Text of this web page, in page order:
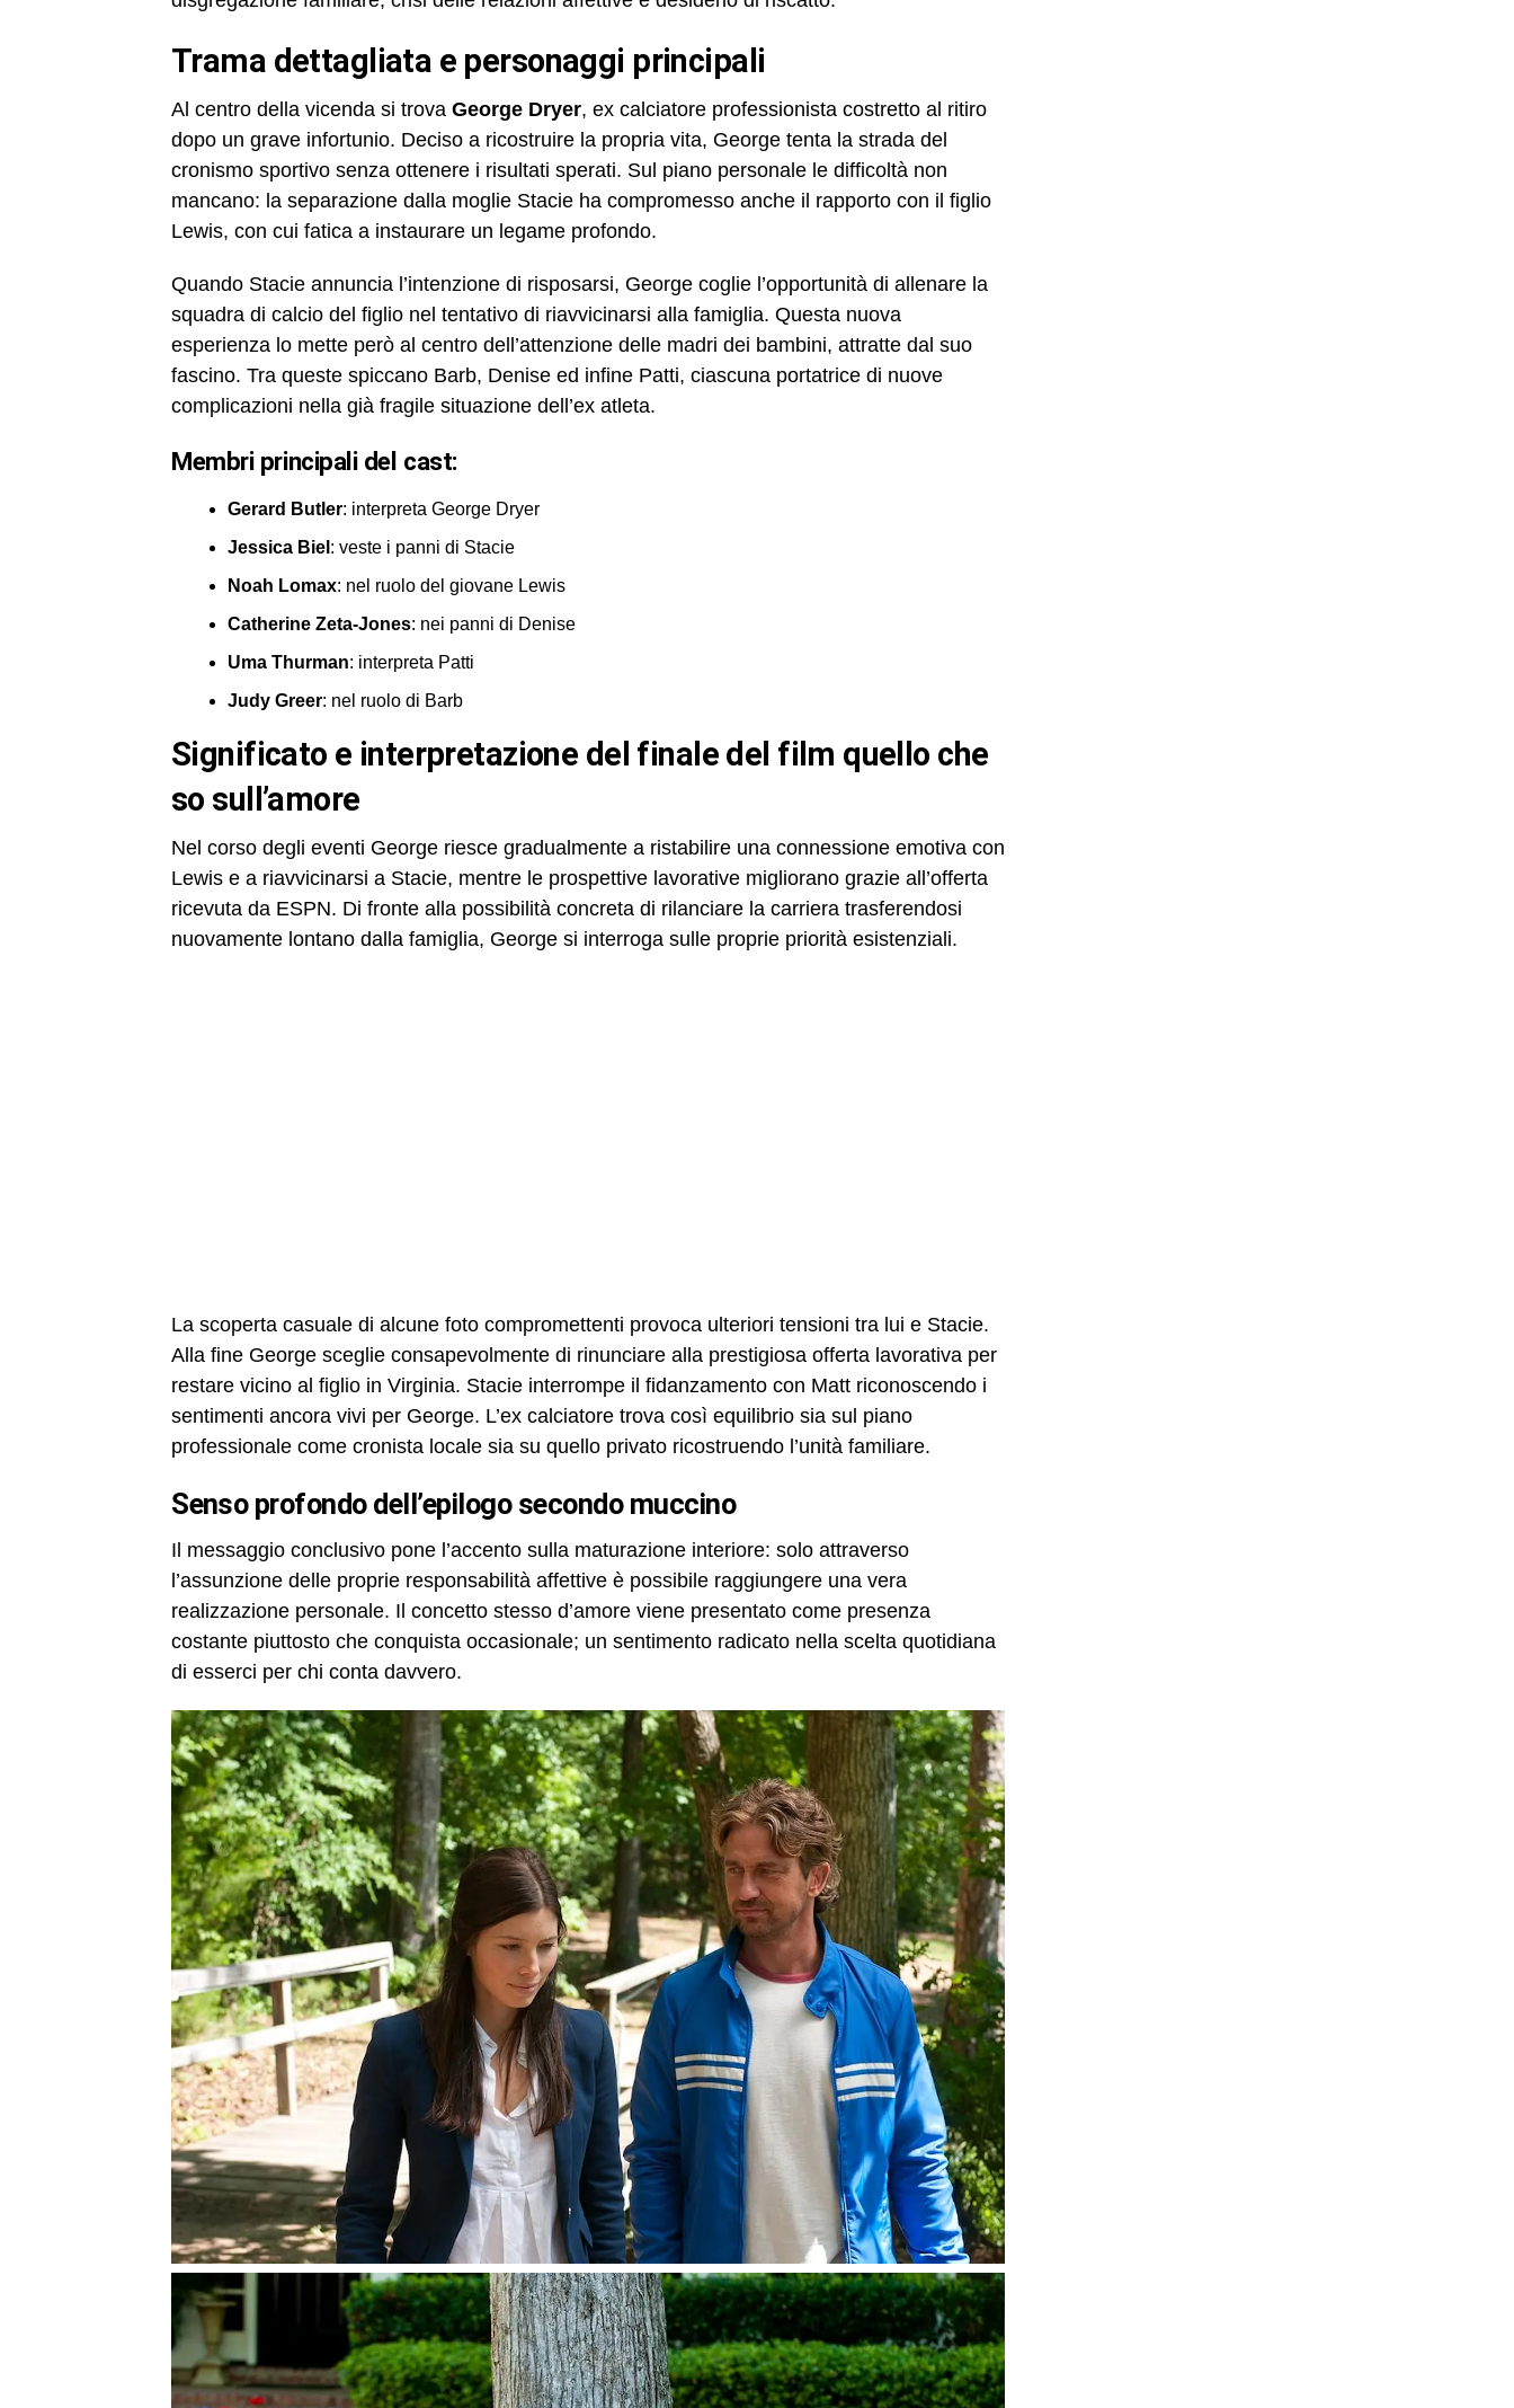
trama dettagliata e personaggi principali
Al centro della vicenda si trova George Dryer, ex calciatore professionista costretto al ritiro
dopo un grave infortunio. Deciso a ricostruire la propria vita, George tenta la strada del
cronismo sportivo senza ottenere i risultati sperati. Sul piano personale le difficoltà non
mancano: la separazione dalla moglie Stacie ha compromesso anche il rapporto con il figlio
Lewis, con cui fatica a instaurare un legame profondo.
Quando Stacie annuncia l’intenzione di risposarsi, George coglie l’opportunità di allenare la
squadra di calcio del figlio nel tentativo di riavvicinarsi alla famiglia. Questa nuova
esperienza lo mette però al centro dell’attenzione delle madri dei bambini, attratte dal suo
fascino. Tra queste spiccano Barb, Denise ed infine Patti, ciascuna portatrice di nuove
complicazioni nella già fragile situazione dell’ex atleta.
Membri principali del cast:
Gerard Butler: interpreta George Dryer
Jessica Biel : veste i panni di Stacie
Noah Lomax: nel ruolo del giovane Lewis
Catherine Zeta-Jones: nei panni di Denise
Uma Thurman: interpreta Patti
Judy Greer: nel ruolo di Barb
significato e interpretazione del finale del film quello che
so sull’amore
Nel corso degli eventi George riesce gradualmente a ristabilire una connessione emotiva con
Lewis e a riavvicinarsi a Stacie, mentre le prospettive lavorative migliorano grazie all’offerta
ricevuta da ESPN. Di fronte alla possibilità concreta di rilanciare la carriera trasferendosi
nuovamente lontano dalla famiglia, George si interroga sulle proprie priorità esistenziali.
La scoperta casuale di alcune foto compromettenti provoca ulteriori tensioni tra lui e Stacie.
Alla fine George sceglie consapevolmente di rinunciare alla prestigiosa offerta lavorativa per
restare vicino al figlio in Virginia. Stacie interrompe il fidanzamento con Matt riconoscendo i
sentimenti ancora vivi per George. L’ex calciatore trova così equilibrio sia sul piano
professionale come cronista locale sia su quello privato ricostruendo l’unità familiare.
senso profondo dell’epilogo secondo muccino
Il messaggio conclusivo pone l’accento sulla maturazione interiore: solo attraverso
l’assunzione delle proprie responsabilità affettive è possibile raggiungere una vera
realizzazione personale. Il concetto stesso d’amore viene presentato come presenza
costante piuttosto che conquista occasionale; un sentimento radicato nella scelta quotidiana
di esserci per chi conta davvero.